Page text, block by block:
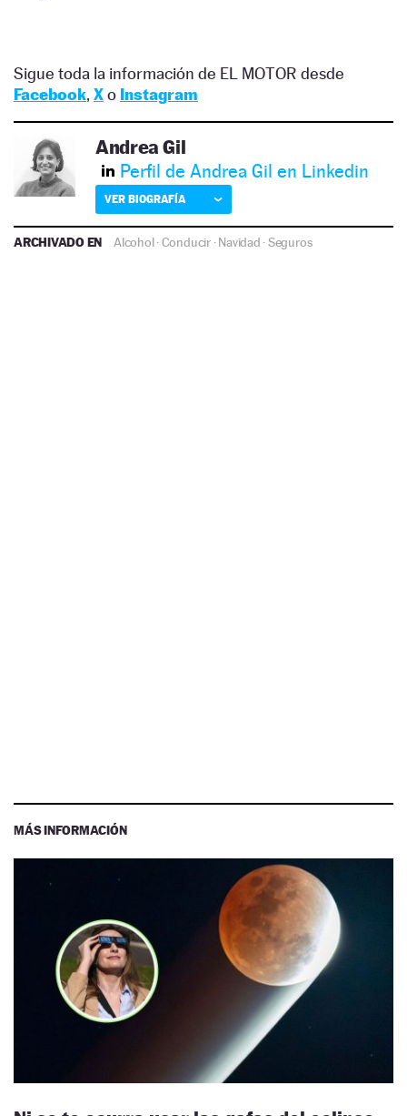
Sigue toda la información de EL MOTOR desde
Facebook, Xo Instagram
Andrea Gil
Perfil de Andrea Gil en Linkedin
VER BIOGRAFÍA
ARCHIVADO EN Alcohol·Conducir·Navidad ·Seguros
MÁS INFORMACIÓN